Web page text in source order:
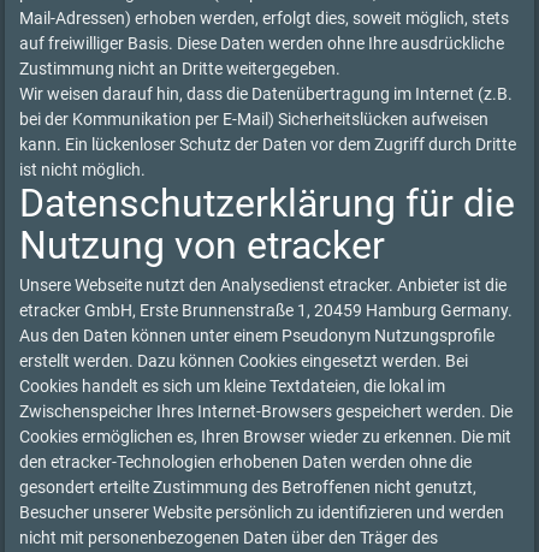
Mail-Adressen) erhoben werden, erfolgt dies, soweit möglich, stets
auf freiwilliger Basis. Diese Daten werden ohne Ihre ausdrückliche
Zustimmung nicht an Dritte weitergegeben.
Wir weisen darauf hin, dass die Datenübertragung im Internet (z.B.
bei der Kommunikation per E-Mail) Sicherheitslücken aufweisen
kann. Ein lückenloser Schutz der Daten vor dem Zugriff durch Dritte
ist nicht möglich.
Datenschutzerklärung für die
Nutzung von etracker
Unsere Webseite nutzt den Analysedienst etracker. Anbieter ist die
etracker GmbH, Erste Brunnenstraße 1, 20459 Hamburg Germany.
Aus den Daten können unter einem Pseudonym Nutzungsprofile
erstellt werden. Dazu können Cookies eingesetzt werden. Bei
Cookies handelt es sich um kleine Textdateien, die lokal im
Zwischenspeicher Ihres Internet-Browsers gespeichert werden. Die
Cookies ermöglichen es, Ihren Browser wieder zu erkennen. Die mit
den etracker-Technologien erhobenen Daten werden ohne die
gesondert erteilte Zustimmung des Betroffenen nicht genutzt,
Besucher unserer Website persönlich zu identifizieren und werden
nicht mit personenbezogenen Daten über den Träger des